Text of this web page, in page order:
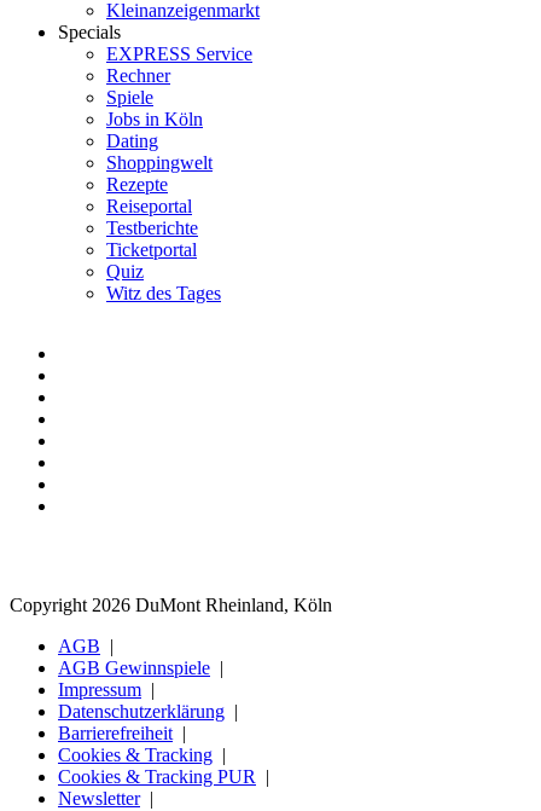
Kleinanzeigenmarkt
Specials
EXPRESS Service
Rechner
Spiele
Jobs in Köln
Dating
Shoppingwelt
Rezepte
Reiseportal
Testberichte
Ticketportal
Quiz
Witz des Tages
Copyright 2026 DuMont Rheinland, Köln
AGB
AGB Gewinnspiele
Impressum
Datenschutzerklärung
Barrierefreiheit
Cookies & Tracking
Cookies & Tracking PUR
Newsletter